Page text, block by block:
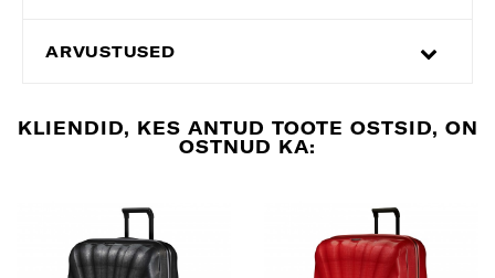
ARVUSTUSED
KLIENDID, KES ANTUD TOOTE OSTSID, ON
OSTNUD KA: